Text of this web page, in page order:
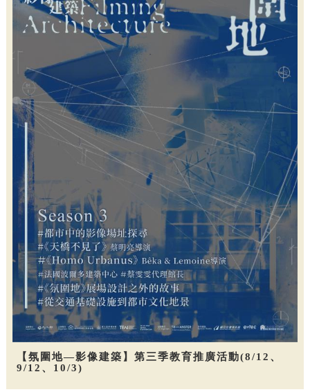
【氛圍地—影像建築】第三季教育推廣活動(8/12、
9/12、10/3)